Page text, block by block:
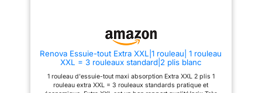
Renova Essuie-tout Extra XXL|1 rouleau| 1 rouleau
XXL = 3 rouleaux standard|2 plis blanc
1 rouleau d'essuie-tout maxi absorption Extra XXL 2 plis 1
rouleau extra XXL = 3 rouleaux standards pratique et